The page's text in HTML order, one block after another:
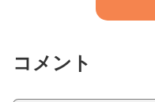
コメント